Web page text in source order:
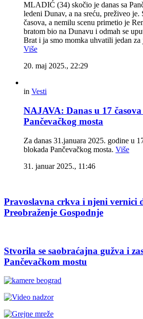
MLADIĆ (34) skočio je danas sa
ledeni Dunav, a na sreću, preživeo je.
časova, a nemilu scenu primetio je
bratom bio na Dunavu i odmah se
Brat i ja smo momka uhvatili jedan
Više
20. maj 2025., 22:29
in Vesti
NAJAVA: Danas u 17
Pančevačkog mosta
Za danas 31.januara 2025. godine u
blokada Pančevačkog mosta. Više
31. januar 2025., 11:46
Pravoslavna crkva i njeni vernici
Preobraženje Gospodnje
Stvorila se saobraćajna gužva i
Pančevačkom mostu